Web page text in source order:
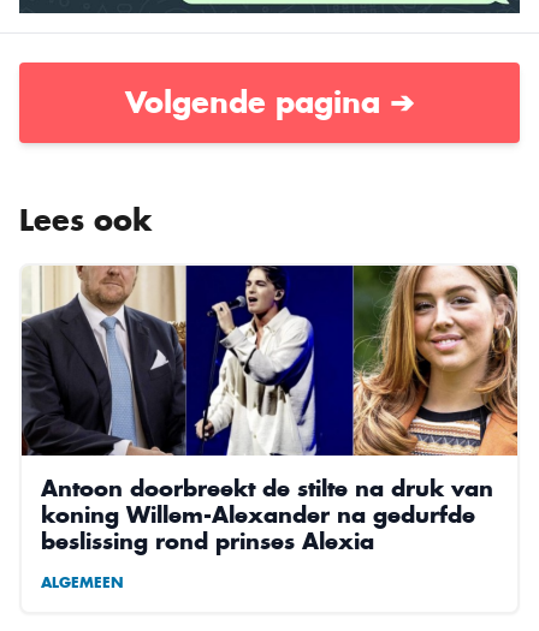
Volgende pagina ➔
Lees ook
Antoon doorbreekt de stilte na druk van
koning Willem-Alexander na gedurfde
beslissing rond prinses Alexia
ALGEMEEN